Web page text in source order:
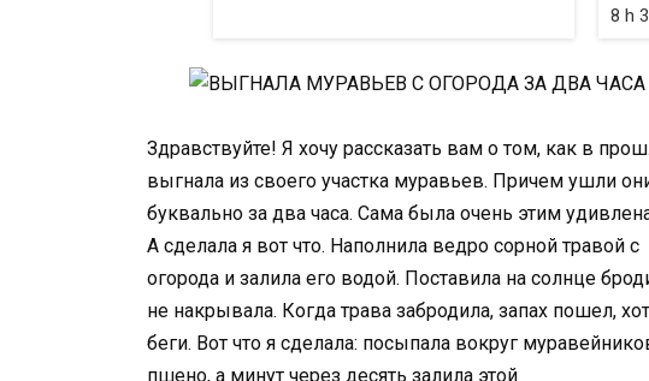
8 h
Здравствуйте! Я хочу рассказать вам о том, как в
выгнала из своего участка муравьев. Причем ушли
буквально за два часа. Сама была очень этим
А сделала я вот что. Наполнила ведро сорной травой с
огорода и залила его водой. Поставила на солнце
не накрывала. Когда трава забродила, запах пошел,
беги. Вот что я сделала: посыпала вокруг
пшено, а минут через десять залила этой